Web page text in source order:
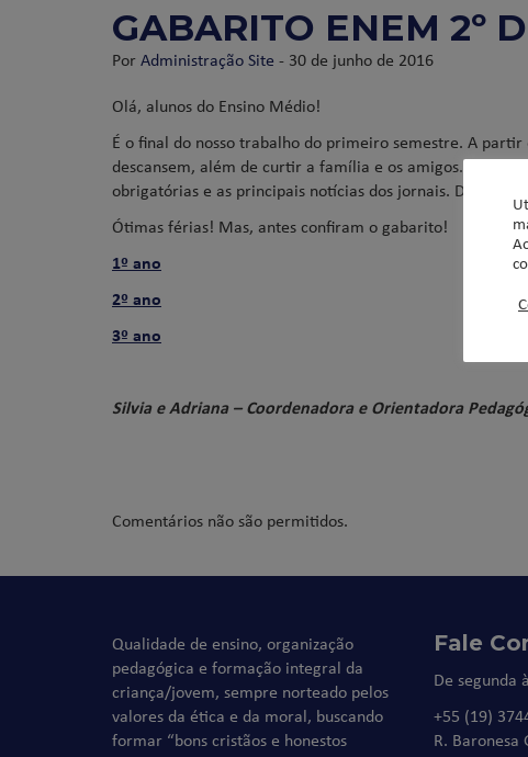
GABARITO ENEM 2º
PorAdministração Site - 30 de junho de 2016
Olá, alunos do Ensino Médio!
É o final do nosso trabalho do primeiro semestre. A
descansem, além de curtir a família e os amigos. No
obrigatórias e as principais notícias dos jornais. Daqui a
Ótimas férias! Mas, antes confiram o gabarito!
1º ano
2º ano
3º ano
Silvia e Adriana – Coordenadora e Orientadora
Comentários não são permitidos.
Qualidade de ensino, organização
pedagógica e formação integral da
criança/jovem, sempre norteado pelos
valores da ética e da moral, buscando
formar “bons cristãos e honestos
Fale
De segunda
+55 (19)
R. Baronesa